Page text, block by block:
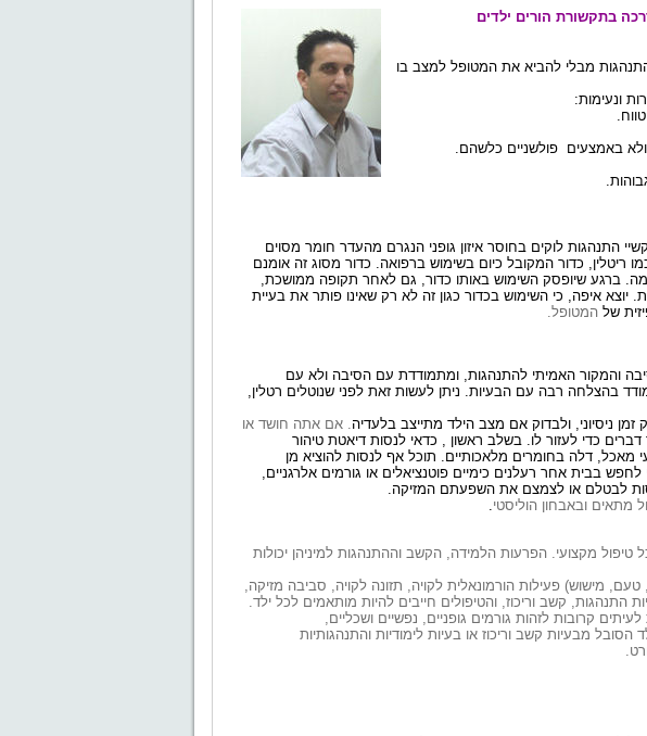
בתקשורת הורים ילדים
מבלי להביא את המטופל למצב בו
ונעימות:
.
באמצעים פולשניים כלשהם.
.
התנהגות לוקים בחוסר איזון גופני הנגרם מהעדר חומר מסוים
ריטלין, כדור המקובל כיום בשימוש ברפואה. כדור מסוג זה אומנם
ברגע שיופסק השימוש באותו כדור, גם לאחר תקופה ממושכת,
יוצא איפה, כי השימוש בכדור כגון זה לא רק שאינו פותר את בעיית
של המטופל.
והמקור האמיתי להתנהגות, ומתמודדת עם הסיבה ולא עם
בהצלחה רבה עם הבעיות. ניתן לעשות זאת לפני שנוטלים רטלין,
ניסיוני, ולבדוק אם מצב הילד מתייצב בלעדיה. אם אתה חושד או
כדי לעזור לו. בשלב ראשון , כדאי לנסות דיאטת טיהור
מאכל, דלה בחומרים מלאכותיים. תוכל אף לנסות להוציא מן
לחפש בבית אחר רעלנים כימיים פוטנציאלים או גורמים אלרגניים,
לבטלם או לצמצם את השפעתם המזיקה.
מתאים ובאבחון הוליסטי.
טיפול מקצועי הפרעות הלמידה, הקשב וההתנהגות למיניהן יכולות
מישוש) פעילות הורמונאלית לקויה, תזונה לקויה, סביבה מזיקה,
התנהגות, קשב וריכוז, והטיפולים חייבים להיות מותאמים לכל ילד.
קרובות לזהות גורמים גופניים, נפשיים ושכליים,
מבעיות קשב וריכוז או בעיות לימודיות והתנהגותיות